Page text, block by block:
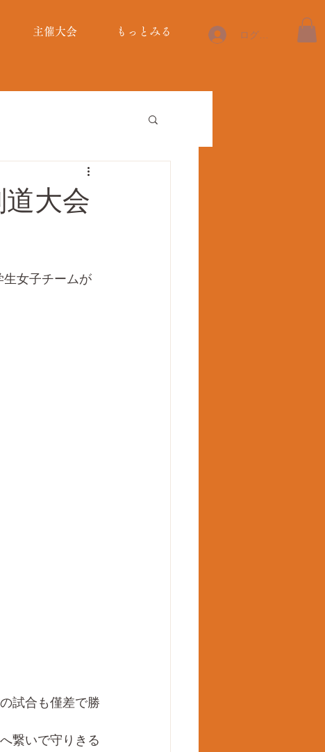
主催大会 もっとみる ログイン
大会
女子チームが
試合も僅差で勝
繋いで守りきる